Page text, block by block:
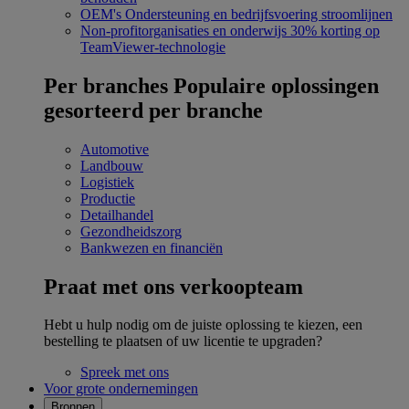
OEM's Ondersteuning en bedrijfsvoering stroomlijnen
Non-profitorganisaties en onderwijs 30% korting op
TeamViewer-technologie
Per branches Populaire oplossingen
gesorteerd per branche
Automotive
Landbouw
Logistiek
Productie
Detailhandel
Gezondheidszorg
Bankwezen en financiën
Praat met ons verkoopteam
Hebt u hulp nodig om de juiste oplossing te kiezen, een
bestelling te plaatsen of uw licentie te upgraden?
Spreek met ons
Voor grote ondernemingen